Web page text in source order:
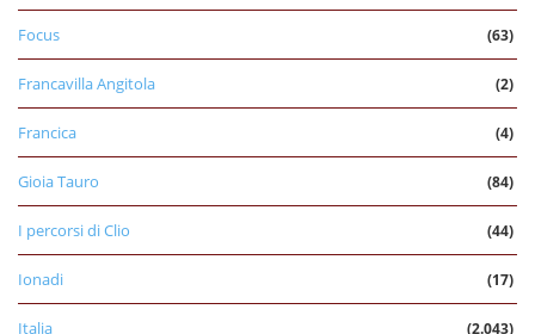
Focus (63)
Francavilla Angitola (2)
Francica (4)
Gioia Tauro (84)
I percorsi di Clio (44)
Ionadi (17)
Italia (2.043)